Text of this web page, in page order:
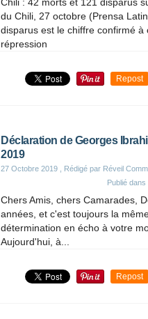
du Chili, 27 octobre (Prensa
disparus est le chiffre confirmé à
répression
Repost
Déclaration de Georges
2019
27 Octobre 2019 , Rédigé par Réveil
Publié dans
Chers Amis, chers Camarades,
années, et c'est toujours la
détermination en écho à votre
Aujourd'hui, à...
Repost